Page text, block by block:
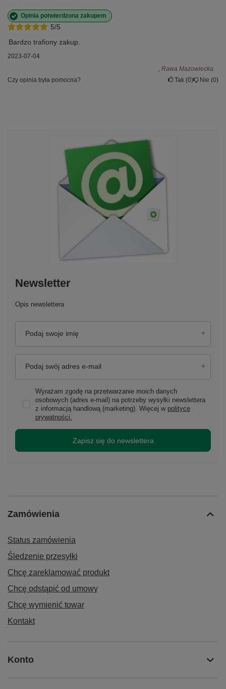
5/5
Opinia potwierdzona zakupem
Bardzo trafiony zakup.
2023-07-04
, Rawa Mazowiecka
Czy opinia była pomocna?
Tak 0 Nie 0
Newsletter
Opis newslettera
Podaj swoje imię
Podaj swój adres e-mail
Wyrażam zgodę na przetwarzanie moich danych
osobowych (adres e-mail) na potrzeby wysyłki newslettera
z informacją handlową (marketing). Więcej w polityce
prywatności.
Zapisz się do newslettera
Zamówienia
Status zamówienia
Śledzenie przesyłki
Chcę zareklamować produkt
Chcę odstąpić od umowy
Chcę wymienić towar
Kontakt
Konto